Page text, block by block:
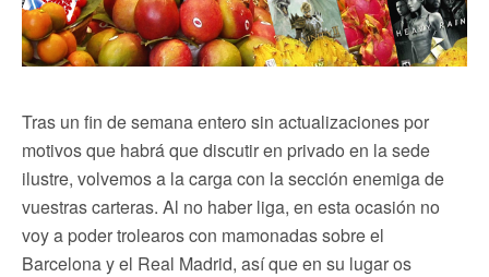
Tras un fin de semana entero sin actualizaciones por
motivos que habrá que discutir en privado en la sede
ilustre, volvemos a la carga con la sección enemiga de
vuestras carteras. Al no haber liga, en esta ocasión no
voy a poder trolearos con mamonadas sobre el
Barcelona y el Real Madrid, así que en su lugar os